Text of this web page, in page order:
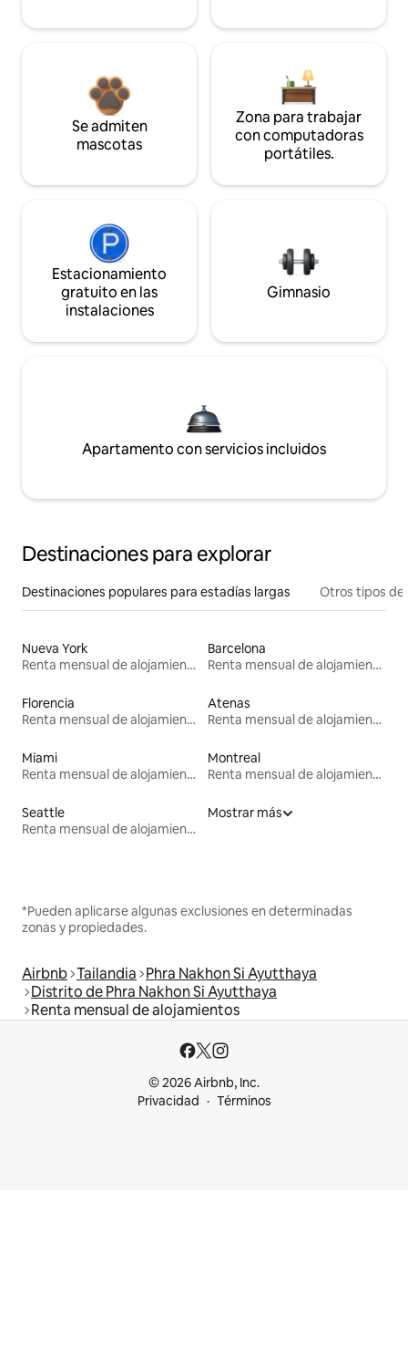
Se admiten
mascotas
Zona para trabajar
con computadoras
portátiles.
Estacionamiento
gratuito en las
instalaciones
Gimnasio
Apartamento con servicios incluidos
Destinaciones para explorar
Destinaciones populares para estadías largas Otros tipos de
Nueva York
Renta mensual de alojamientos
Barcelona
Renta mensual de alojamientos
Florencia
Renta mensual de alojamientos
Atenas
Renta mensual de alojamientos
Miami
Renta mensual de alojamientos
Montreal
Renta mensual de alojamientos
Seattle
Renta mensual de alojamientos
Mostrar más
*Pueden aplicarse algunas exclusiones en determinadas
zonas y propiedades.
Airbnb Tailandia Phra Nakhon Si Ayutthaya
Distrito de Phra Nakhon Si Ayutthaya
Renta mensual de alojamientos
© 2026 Airbnb, Inc.
Privacidad
Términos